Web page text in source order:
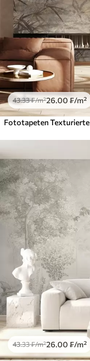
43.33₣/m²26.00 ₣/m²
43.33₣/m²26.00 ₣/m²